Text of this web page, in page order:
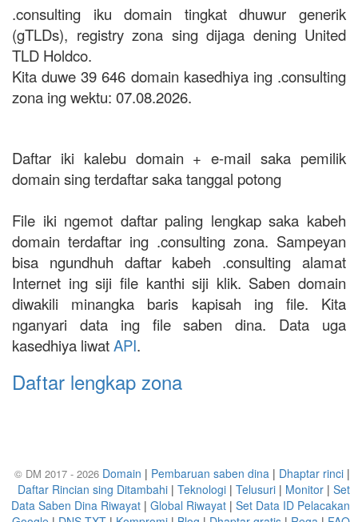
.consulting iku domain tingkat dhuwur generik
(gTLDs), registry zona sing dijaga dening United
TLD Holdco.
Kita duwe 39 646 domain kasedhiya ing .consulting
zona ing wektu: 07.08.2026.
Daftar iki kalebu domain + e-mail saka pemilik
domain sing terdaftar saka tanggal potong
File iki ngemot daftar paling lengkap saka kabeh
domain terdaftar ing .consulting zona. Sampeyan
bisa ngundhuh daftar kabeh .consulting alamat
Internet ing siji file kanthi siji klik. Saben domain
diwakili minangka baris kapisah ing file. Kita
nganyari data ing file saben dina. Data uga
kasedhiya liwatAPI.
Daftar lengkap zona
© DM 2017 - 2026 Domain | Pembaruan saben dina | Dhaptar rinci |
Daftar Rincian sing Ditambahi | Teknologi | Telusuri | Monitor | Set
Data Saben Dina Riwayat | Global Riwayat | Set Data ID Pelacakan